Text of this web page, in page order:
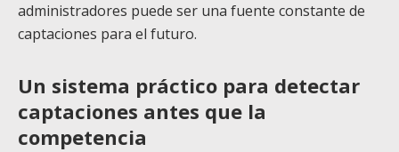
administradores puede ser una fuente constante de
captaciones para el futuro.
Un sistema práctico para detectar
captaciones antes que la
competencia